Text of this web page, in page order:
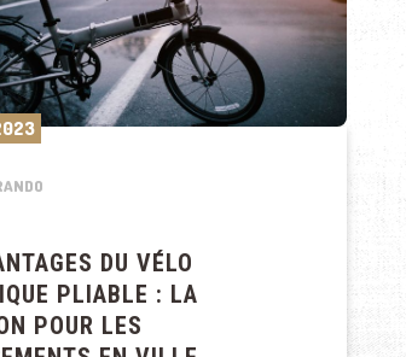
DU VÉLO
PLIABLE : LA
POUR LES